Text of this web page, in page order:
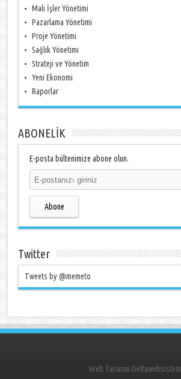
Mali İşler Yönetimi
Pazarlama Yönetimi
Proje Yönetimi
Sağlık Yönetimi
Strateji ve Yönetim
Yeni Ekonomi
Raporlar
ABONELİK
E-posta bültenimize abone olun.
Abone
Twitter
Tweets by @memeto
Web Tasarım Deltawebsistem